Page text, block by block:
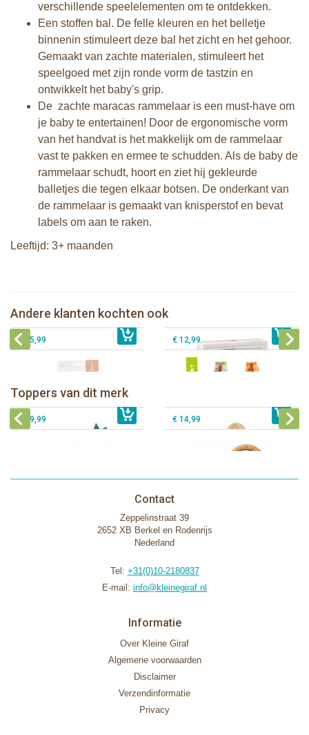
verschillende speelelementen om te ontdekken.
Een stoffen bal. De felle kleuren en het belletje
binnenin stimuleert deze bal het zicht en het gehoor.
Gemaakt van zachte materialen, stimuleert het
speelgoed met zijn ronde vorm de tastzin en
ontwikkelt het baby's grip.
De zachte maracas rammelaar is een must-have om
je baby te entertainen! Door de ergonomische vorm
van het handvat is het makkelijk om de rammelaar
vast te pakken en ermee te schudden. Als de baby de
rammelaar schudt, hoort en ziet hij gekleurde
balletjes die tegen elkaar botsen. De onderkant van
de rammelaar is gemaakt van knisperstof en bevat
labels om aan te raken.
Leeftijd: 3+ maanden
Andere klanten kochten ook
€ 35,99
Sophie de giraf set + bewaarzakje
€ 25,99 € 12,99
Toppers van dit merk
Sophie de giraf Rollin' speelrol IEUF
€ 26,99
Sophie de giraf Baby Seat & Play
IEUF
Sophie de giraf Activity Wheel
€ 39,99 € 14,99
Contact
Zeppelinstraat 39
2652 XB Berkel en Rodenrijs
Nederland
Tel: +31(0)10-2180837
E-mail: info@kleinegiraf.nl
Informatie
Over Kleine Giraf
Algemene voorwaarden
Disclaimer
Verzendinformatie
Privacy